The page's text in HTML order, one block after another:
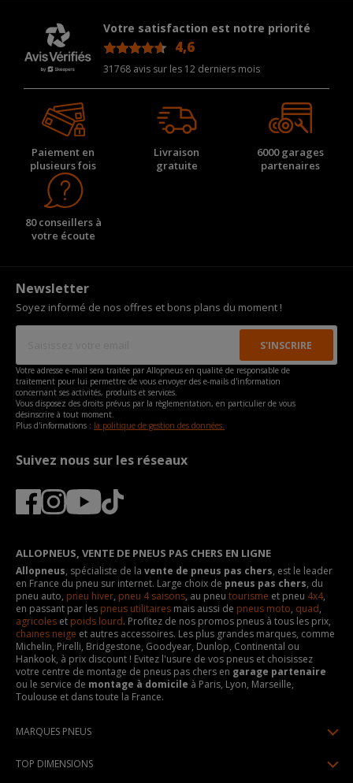
Votre satisfaction est notre priorité
4,6
31768 avis sur les 12 derniers mois
Paiement en
plusieurs fois
Livraison
gratuite
6000 garages
partenaires
80 conseillers à
votre écoute
Newsletter
Soyez informé de nos offres et bons plans du moment !
Votre adresse e-mail sera traitée par Allopneus en qualité de responsable de
traitement pour lui permettre de vous envoyer des e-mails d'information
concernant ses activités, produits et services.
Vous disposez des droits prévus par la règlementation, en particulier de vous
désinscrire à tout moment.
Plus d'informations : la politique de gestion des données.
Suivez nous sur les réseaux
ALLOPNEUS, VENTE DE PNEUS PAS CHERS EN LIGNE
Allopneus, spécialiste de la vente de pneus pas chers, est le leader
en France du pneu sur internet. Large choix de pneus pas chers, du
pneu auto, pneu hiver, pneu 4 saisons, au pneu tourisme et pneu 4x4,
en passant par les pneus utilitaires mais aussi de pneus moto, quad,
agricoles et poids lourd. Profitez de nos promos pneus à tous les prix,
chaines neige et autres accessoires. Les plus grandes marques, comme
Michelin, Pirelli, Bridgestone, Goodyear, Dunlop, Continental ou
Hankook, à prix discount ! Evitez l'usure de vos pneus et choisissez
votre centre de montage de pneus pas chers en garage partenaire
ou le service de montage à domicile à Paris, Lyon, Marseille,
Toulouse et dans toute la France.
MARQUES PNEUS
TOP DIMENSIONS